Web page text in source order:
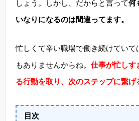
しょう。しかし、だからと言って何
いなりになるのは間違ってます。
忙しくて辛い職場で働き続けていて
もありませんからね。 仕事が忙しす
る行動を取り、次のステップに繋げ
目次